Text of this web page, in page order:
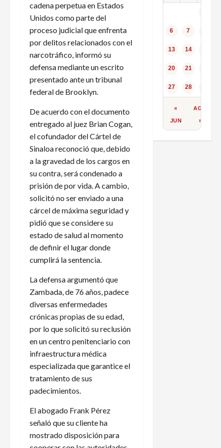
cadena perpetua en Estados
Unidos como parte del
proceso judicial que enfrenta
por delitos relacionados con el
narcotráfico, informó su
defensa mediante un escrito
presentado ante un tribunal
federal de Brooklyn.
De acuerdo con el documento
entregado al juez Brian Cogan,
el cofundador del Cártel de
Sinaloa reconoció que, debido
a la gravedad de los cargos en
su contra, será condenado a
prisión de por vida. A cambio,
solicitó no ser enviado a una
cárcel de máxima seguridad y
pidió que se considere su
estado de salud al momento
de definir el lugar donde
cumplirá la sentencia.
La defensa argumentó que
Zambada, de 76 años, padece
diversas enfermedades
crónicas propias de su edad,
por lo que solicitó su reclusión
en un centro penitenciario con
infraestructura médica
especializada que garantice el
tratamiento de sus
padecimientos.
El abogado Frank Pérez
señaló que su cliente ha
mostrado disposición para
6 7
13 14
20 21
27 28
«
JUN
AGO
»